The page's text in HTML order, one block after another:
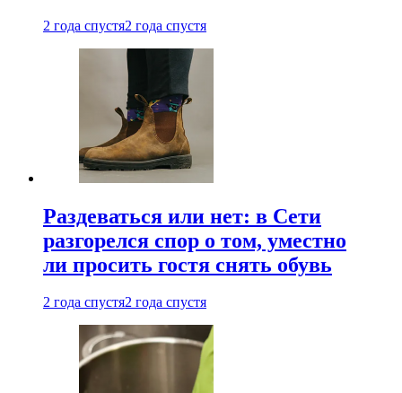
2 года спустя2 года спустя
Раздеваться или нет: в Сети
разгорелся спор о том, уместно
ли просить гостя снять обувь
2 года спустя2 года спустя